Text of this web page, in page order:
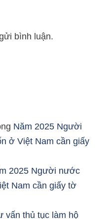
bình luận.
Năm 2025 Người
ở Việt Nam cần giấy
2025 Người nước
Nam cần giấy tờ
vấn thủ tục làm hộ